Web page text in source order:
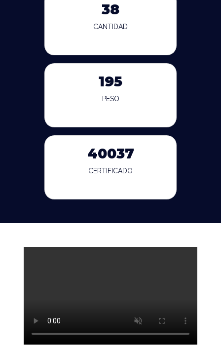
38
CANTIDAD
195
PESO
40037
CERTIFICADO